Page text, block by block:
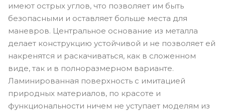
имеют острых углов, что позволяет им быть
безопасными и оставляет больше места для
маневров. Центральное основание из металла
делает конструкцию устойчивой и не позволяет ей
накренятся и раскачиваться, как в сложенном
виде, так и в полноразмерном варианте.
Ламинированная поверхность с имитацией
природных материалов, по красоте и
функциональности ничем не уступает моделям из